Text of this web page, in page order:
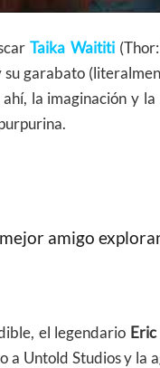
Taika Waititi(Thor:
garabato
la imaginación y
amigo
el legendario
a Untold Studios y